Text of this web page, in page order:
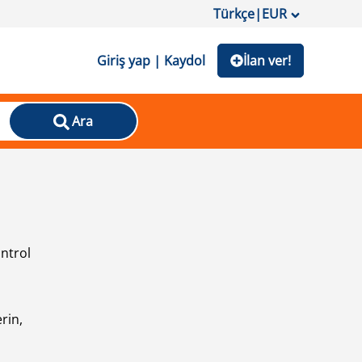
Türkçe|EUR
Giriş yap | Kaydol İlan ver!
Ara